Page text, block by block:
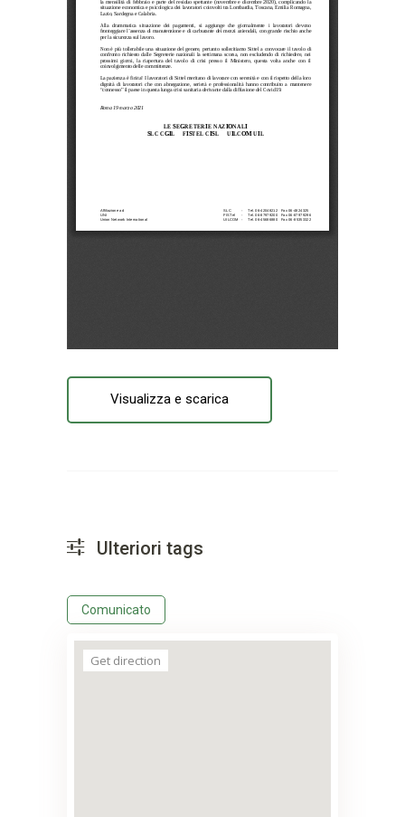
Visualizza e scarica
Ulteriori tags
Comunicato
Get direction